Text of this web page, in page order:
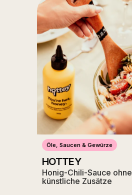
Öle, Saucen & Gewürze
HOTTEY
Honig-Chili-Sauce ohne
künstliche Zusätze